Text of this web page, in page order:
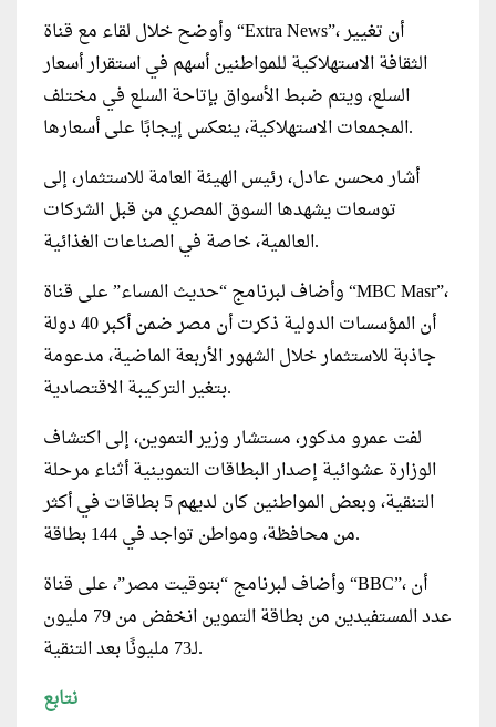
وأوضح خلال لقاء مع قناة “Extra News”، أن تغيير
الثقافة الاستهلاكية للمواطنين أسهم في استقرار أسعار
السلع، ويتم ضبط الأسواق بإتاحة السلع في مختلف
المجمعات الاستهلاكية، ينعكس إيجابًا على أسعارها.
أشار محسن عادل، رئيس الهيئة العامة للاستثمار، إلى
توسعات يشهدها السوق المصري من قبل الشركات
العالمية، خاصة في الصناعات الغذائية.
وأضاف لبرنامج “حديث المساء” على قناة “MBC Masr”،
أن المؤسسات الدولية ذكرت أن مصر ضمن أكبر 40 دولة
جاذبة للاستثمار خلال الشهور الأربعة الماضية، مدعومة
بتغير التركيبة الاقتصادية.
لفت عمرو مدكور، مستشار وزير التموين، إلى اكتشاف
الوزارة عشوائية إصدار البطاقات التموينية أثناء مرحلة
التنقية، وبعض المواطنين كان لديهم 5 بطاقات في أكثر
من محافظة، ومواطن تواجد في 144 بطاقة.
وأضاف لبرنامج “بتوقيت مصر”، على قناة “BBC”، أن
عدد المستفيدين من بطاقة التموين انخفض من 79 مليون
لـ73 مليونًا بعد التنقية.
نتابع